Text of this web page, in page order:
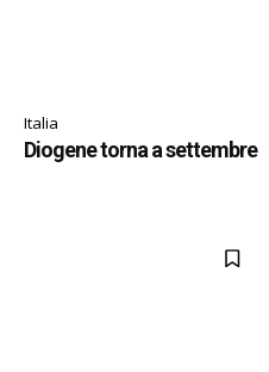
Italia
Diogene torna a settembre